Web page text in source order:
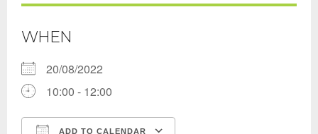
WHEN
20/08/2022
10:00 - 12:00
ADD TO CALENDAR